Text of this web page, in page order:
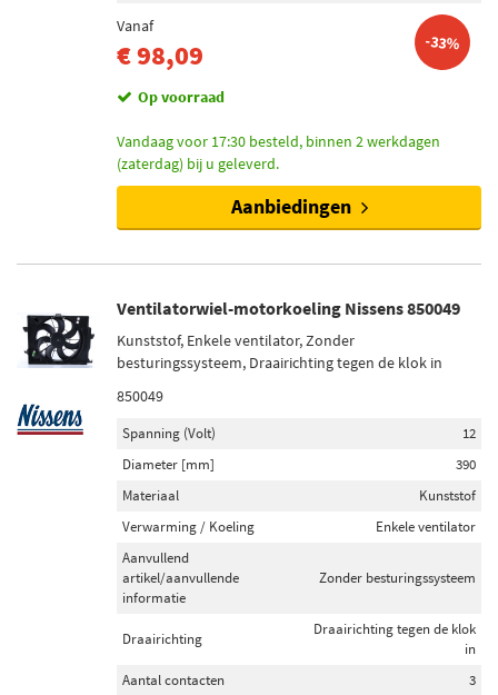
Vanaf
€ 98,09 -33%
Op voorraad
Vandaag voor 17:30 besteld, binnen 2 werkdagen
(zaterdag) bij u geleverd.
Aanbiedingen
Ventilatorwiel-motorkoeling Nissens 850049
Kunststof, Enkele ventilator, Zonder
besturingssysteem, Draairichting tegen de klok in
850049
Spanning (Volt)
12
Diameter [mm]
390
Materiaal
Kunststof
Verwarming / Koeling
Enkele ventilator
Aanvullend
artikel/aanvullende
informatie
Zonder besturingssysteem
Draairichting
Draairichting tegen de klok
in
Aantal contacten
3